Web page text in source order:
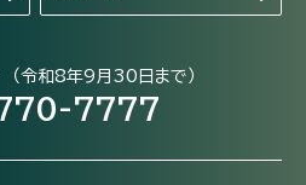
（令和8年9月30日まで）
7777